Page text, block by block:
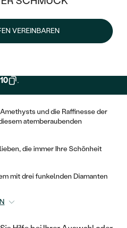
HILFT
KINDES
VEREINBAREN
.
und die Raffinesse der
atemberaubenden
die immer Ihre Schönheit
mit drei funkelnden Diamanten